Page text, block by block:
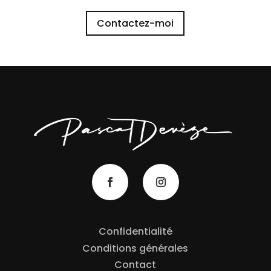
Contactez-moi
Confidentialité
Conditions générales
Contact